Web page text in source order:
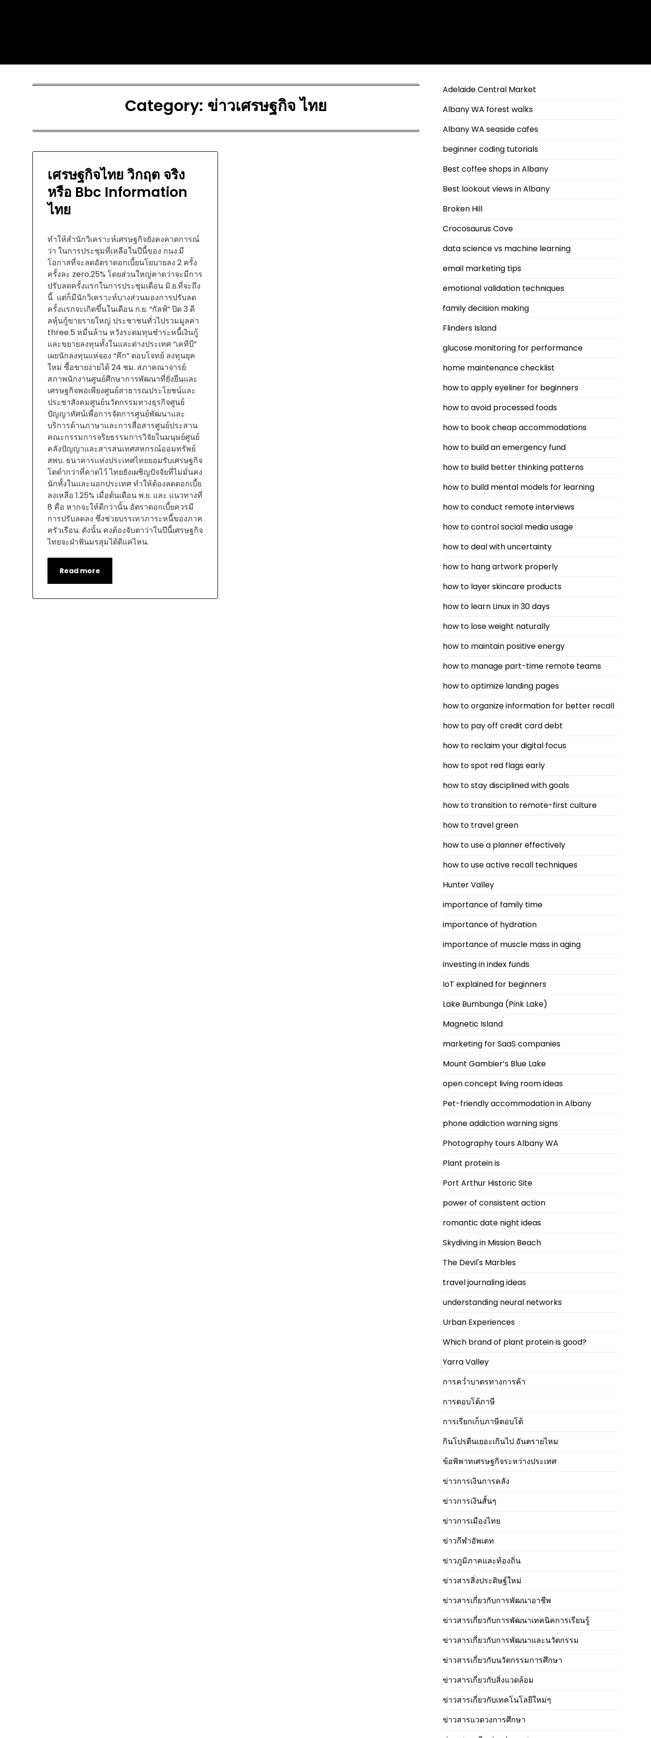
Category: ข่าวเศรษฐกิจ ไทย
เศรษฐกิจไทย วิกฤต จริง
หรือ Bbc Information
ไทย
ทำให้สำนักวิเคราะห์เศรษฐกิจยังคงคาดการณ์
ว่า ในการประชุมที่เหลือในปีนี้ของ กนง.มี
โอกาสที่จะลดอัตราดอกเบี้ยนโยบายลง 2 ครั้ง
ครั้งละ zero.25% โดยส่วนใหญ่คาดว่าจะมีการ
ปรับลดครั้งแรกในการประชุมเดือน มิ.ย.ที่จะถึง
นี้ แต่ก็มีนักวิเคราะห์บางส่วนมองการปรับลด
ครั้งแรกจะเกิดขึ้นในเดือน ก.ย. “กัลฟ์” ปิด 3 ดี
ลหุ้นกู้ขายรายใหญ่ ประชาชนทั่วไปรวมมูลค่า
three.5 หมื่นล้าน หวังระดมทุนชำระหนี้เงินกู้
และขยายลงทุนทั้งในและต่างประเทศ “เคทีบี”
เผยนักลงทุนแห่จอง “คึก” ตอบโจทย์ ลงทุนยุค
ใหม่ ซื้อขายง่ายได้ 24 ชม. สภาคณาจารย์
สภาพนักงานศูนย์ศึกษาการพัฒนาที่ยั่งยืนและ
เศรษฐกิจพอเพียงศูนย์สาธารณประโยชน์และ
ประชาสังคมศูนย์นวัตกรรมทางธุรกิจศูนย์
ปัญญาทัศน์เพื่อการจัดการศูนย์พัฒนาและ
บริการด้านภาษาและการสื่อสารศูนย์ประสาน
คณะกรรมการจริยธรรมการวิจัยในมนุษย์ศูนย์
คลังปัญญาและสารสนเทศสหกรณ์ออมทรัพย์
สพบ. ธนาคารแห่งประเทศไทยยอมรับเศรษฐกิจ
โตต่ำกว่าที่คาดไว้ ไทยยังเผชิญปัจจัยที่ไม่มั่นคง
นักทั้งในและนอกประเทศ ทำให้ต้องลดดอกเบี้ย
ลงเหลือ 1.25% เมื่อต้นเดือน พ.ย. และ แนวทางที่
8 คือ หากจะให้ดีกว่านั้น อัตราดอกเบี้ยควรมี
การปรับลดลง ซึ่งช่วยบรรเทาภาระหนี้ของภาค
ครัวเรือน. ดังนั้น คงต้องจับตาว่าในปีนี้เศรษฐกิจ
ไทยจะฝ่าฟันมรสุมได้ดีแค่ไหน.
Read more
Adelaide Central Market
Albany WA forest walks
Albany WA seaside cafes
beginner coding tutorials
Best coffee shops in Albany
Best lookout views in Albany
Broken Hill
Crocosaurus Cove
data science vs machine learning
email marketing tips
emotional validation techniques
family decision making
Flinders Island
glucose monitoring for performance
home maintenance checklist
how to apply eyeliner for beginners
how to avoid processed foods
how to book cheap accommodations
how to build an emergency fund
how to build better thinking patterns
how to build mental models for learning
how to conduct remote interviews
how to control social media usage
how to deal with uncertainty
how to hang artwork properly
how to layer skincare products
how to learn Linux in 30 days
how to lose weight naturally
how to maintain positive energy
how to manage part-time remote teams
how to optimize landing pages
how to organize information for better recall
how to pay off credit card debt
how to reclaim your digital focus
how to spot red flags early
how to stay disciplined with goals
how to transition to remote-first culture
how to travel green
how to use a planner effectively
how to use active recall techniques
Hunter Valley
importance of family time
importance of hydration
importance of muscle mass in aging
investing in index funds
IoT explained for beginners
Lake Bumbunga (Pink Lake)
Magnetic Island
marketing for SaaS companies
Mount Gambier’s Blue Lake
open concept living room ideas
Pet-friendly accommodation in Albany
phone addiction warning signs
Photography tours Albany WA
Plant protein is
Port Arthur Historic Site
power of consistent action
romantic date night ideas
Skydiving in Mission Beach
The Devil's Marbles
travel journaling ideas
understanding neural networks
Urban Experiences
Which brand of plant protein is good?
Yarra Valley
การคว่ำบาตรทางการค้า
การตอบโต้ภาษี
การเรียกเก็บภาษีตอบโต้
กินโปรตีนเยอะเกินไป อันตรายไหม
ข้อพิพาทเศรษฐกิจระหว่างประเทศ
ข่าวการเงินการคลัง
ข่าวการเงินสั้นๆ
ข่าวการเมืองไทย
ข่าวกีฬาอัพเดท
ข่าวภูมิภาคและท้องถิ่น
ข่าวสารสิ่งประดิษฐ์ใหม่
ข่าวสารเกี่ยวกับการพัฒนาอาชีพ
ข่าวสารเกี่ยวกับการพัฒนาเทคนิคการเรียนรู้
ข่าวสารเกี่ยวกับการพัฒนาและนวัตกรรม
ข่าวสารเกี่ยวกับนวัตกรรมการศึกษา
ข่าวสารเกี่ยวกับสิ่งแวดล้อม
ข่าวสารเกี่ยวกับเทคโนโลยีใหม่ๆ
ข่าวสารแวดวงการศึกษา